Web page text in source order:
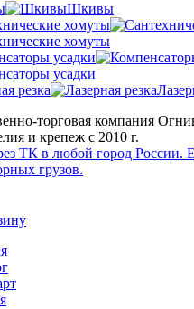
Шкивы
хомуты
хомуты
усадки
усадки
резка
торговая компания
и крепеж с 2010 г.
ТК в любой город России.
грузов.